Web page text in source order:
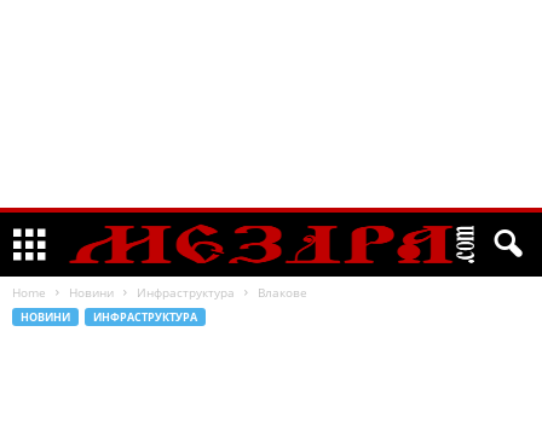
Home Новини Инфраструктура Влакове
НОВИНИ ИНФРАСТРУКТУРА